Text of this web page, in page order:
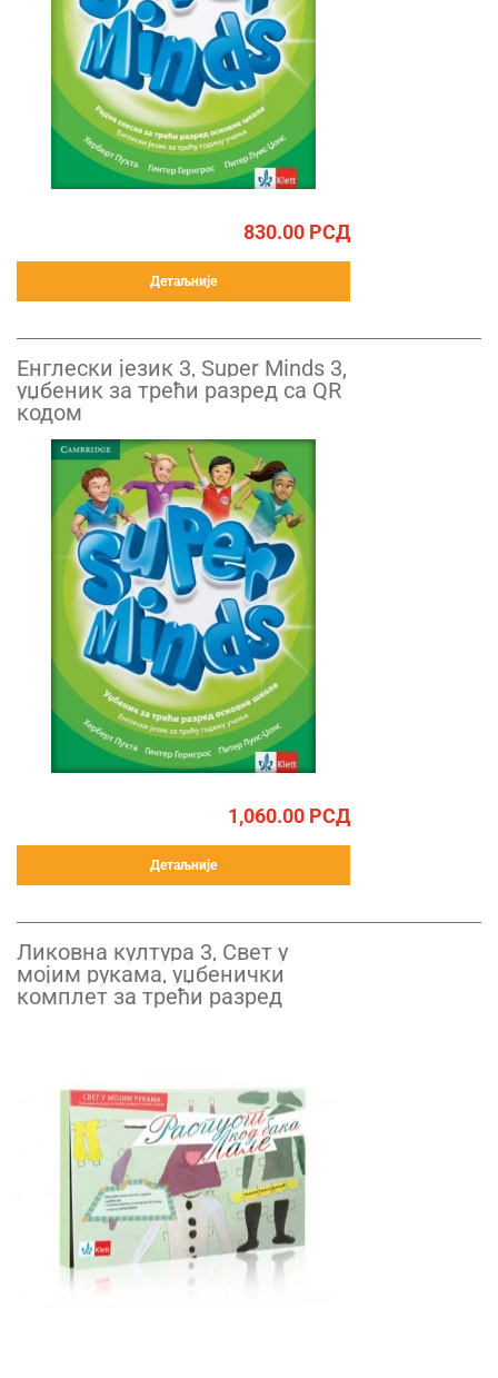
830.00 РСД
Детаљније
Енглески језик 3, Super Minds 3,
уџбеник за трећи разред са QR
кодом
1,060.00 РСД
Детаљније
Ликовна култура 3, Свет у
мојим рукама, уџбенички
комплет за трећи разред